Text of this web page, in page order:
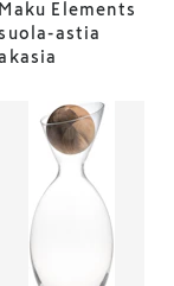
Maku Elements
astia